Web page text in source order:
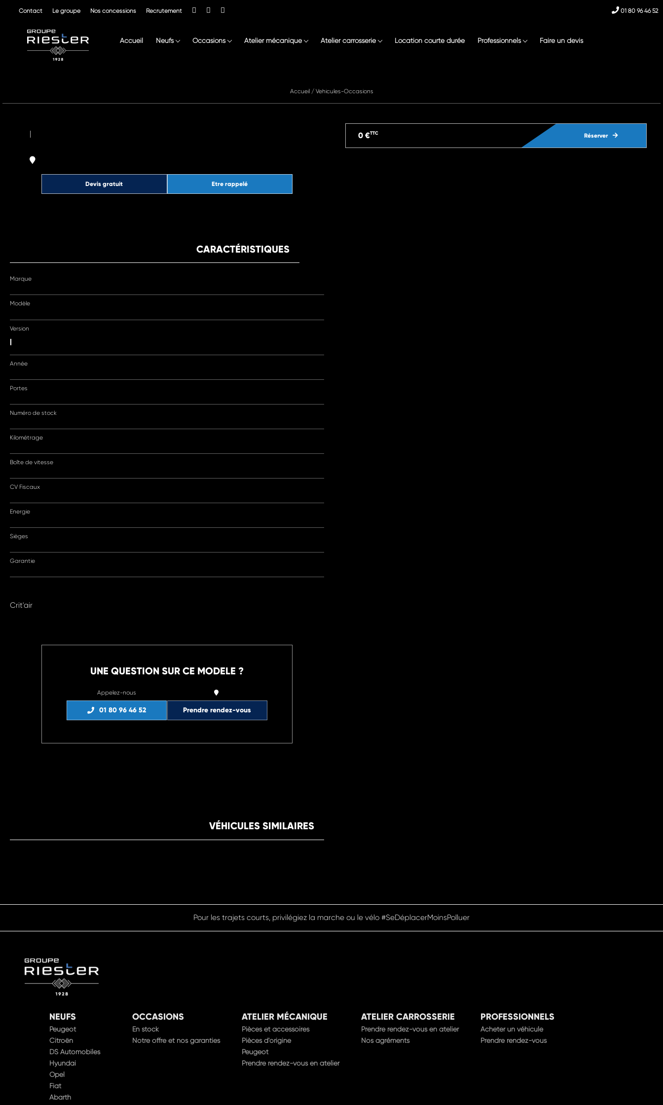
Contact Le groupe Nos concessions Recrutement 01 80 96 46 52
Accueil Neufs Occasions Atelier mécanique Atelier carrosserie Location courte durée Professionnels Faire un devis
Accueil/ Vehicules-Occasions
Réserver
0 €TTC
Etre rappelé
Devis gratuit
CARACTÉRISTIQUES
Marque
Modèle
Version
|
Année
Portes
Numéro de stock
Kilométrage
Boîte de vitesse
CV Fiscaux
Energie
Sièges
Garantie
Crit'air
UNE QUESTION SUR CE MODELE ?
Appelez-nous
01 80 96 46 52 Prendre rendez-vous
VÉHICULES SIMILAIRES
Pour les trajets courts, privilégiez la marche ou le vélo #SeDéplacerMoinsPolluer
NEUFS
Peugeot
Citroën
DS Automobiles
Hyundai
Opel
Fiat
Abarth
OCCASIONS
En stock
Notre offre et nos garanties
ATELIER MÉCANIQUE
Pièces et accessoires
Pièces d'origine
Peugeot
Prendre rendez-vous en atelier
ATELIER CARROSSERIE
Prendre rendez-vous en atelier
Nos agréments
PROFESSIONNELS
Acheter un véhicule
Prendre rendez-vous